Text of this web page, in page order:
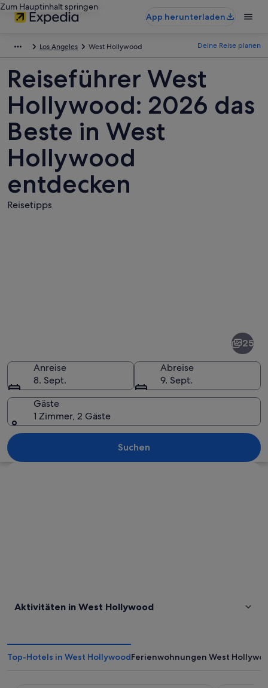
Zum Hauptinhalt springen
App herunterladen
Los Angeles West Hollywood Deine Reise planen
Reiseführer West
Hollywood: 2026 das
Beste in West
Hollywood
entdecken
Reisetipps
Eine belebte Straße mit einem
25
Anreise
8. Sept.
Abreise
9. Sept.
Gäste
1 Zimmer, 2 Gäste
Suchen
Aktivitäten in West Hollywood
Top-Hotels in West HollywoodFerienwohnungen West